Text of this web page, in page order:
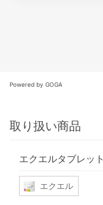
Powered by GOGA
取り扱い商品
エクエルタブレット
エクエル